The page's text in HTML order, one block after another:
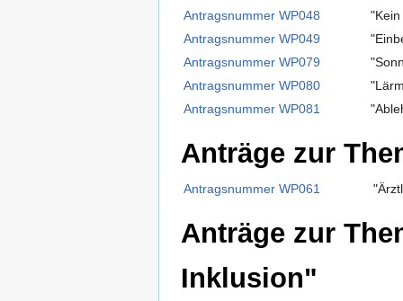
Antragsnummer WP048
Antragsnummer WP049
Antragsnummer WP079
Antragsnummer WP080
Antragsnummer WP081
Anträge zur
Antragsnummer WP061
Anträge zur
Inklusion"